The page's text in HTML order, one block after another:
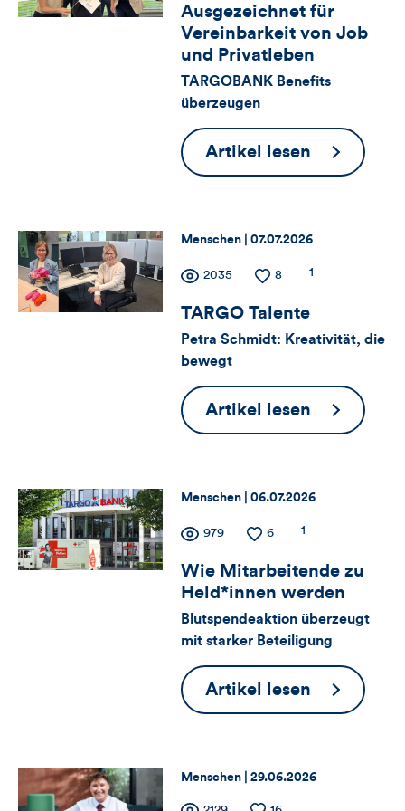
Kommentare
für
Views,
Likes
und
Kommentare
Artikels
Views
Likes
Ausgezeichnet für
Vereinbarkeit von Job
und Privatleben
TARGOBANK Benefits
überzeugen
Artikel lesen
für
von
Thema:
Menschen | Datum:
07.07.2026
Zähler
für
Views,
Likes
und
dieses
Artikels
Anzahl
Views
2035
Anzahl
Likes
8
Anzahl
Kommentare
1
TARGO Talente
Petra Schmidt: Kreativität, die
bewegt
Artikel lesen TARGO
Talente
Thema:
Menschen | Datum:
06.07.2026
Zähler
für
Views,
Likes
und
dieses
Anzahl
Views
979
Anzahl
Likes
6
Anzahl
Kommentare
1
Wie Mitarbeitende zu
Held*innen werden
Blutspendeaktion überzeugt
mit starker Beteiligung
Artikel lesen Wie
Held*innen
Thema:
Menschen | Datum:
29.06.2026